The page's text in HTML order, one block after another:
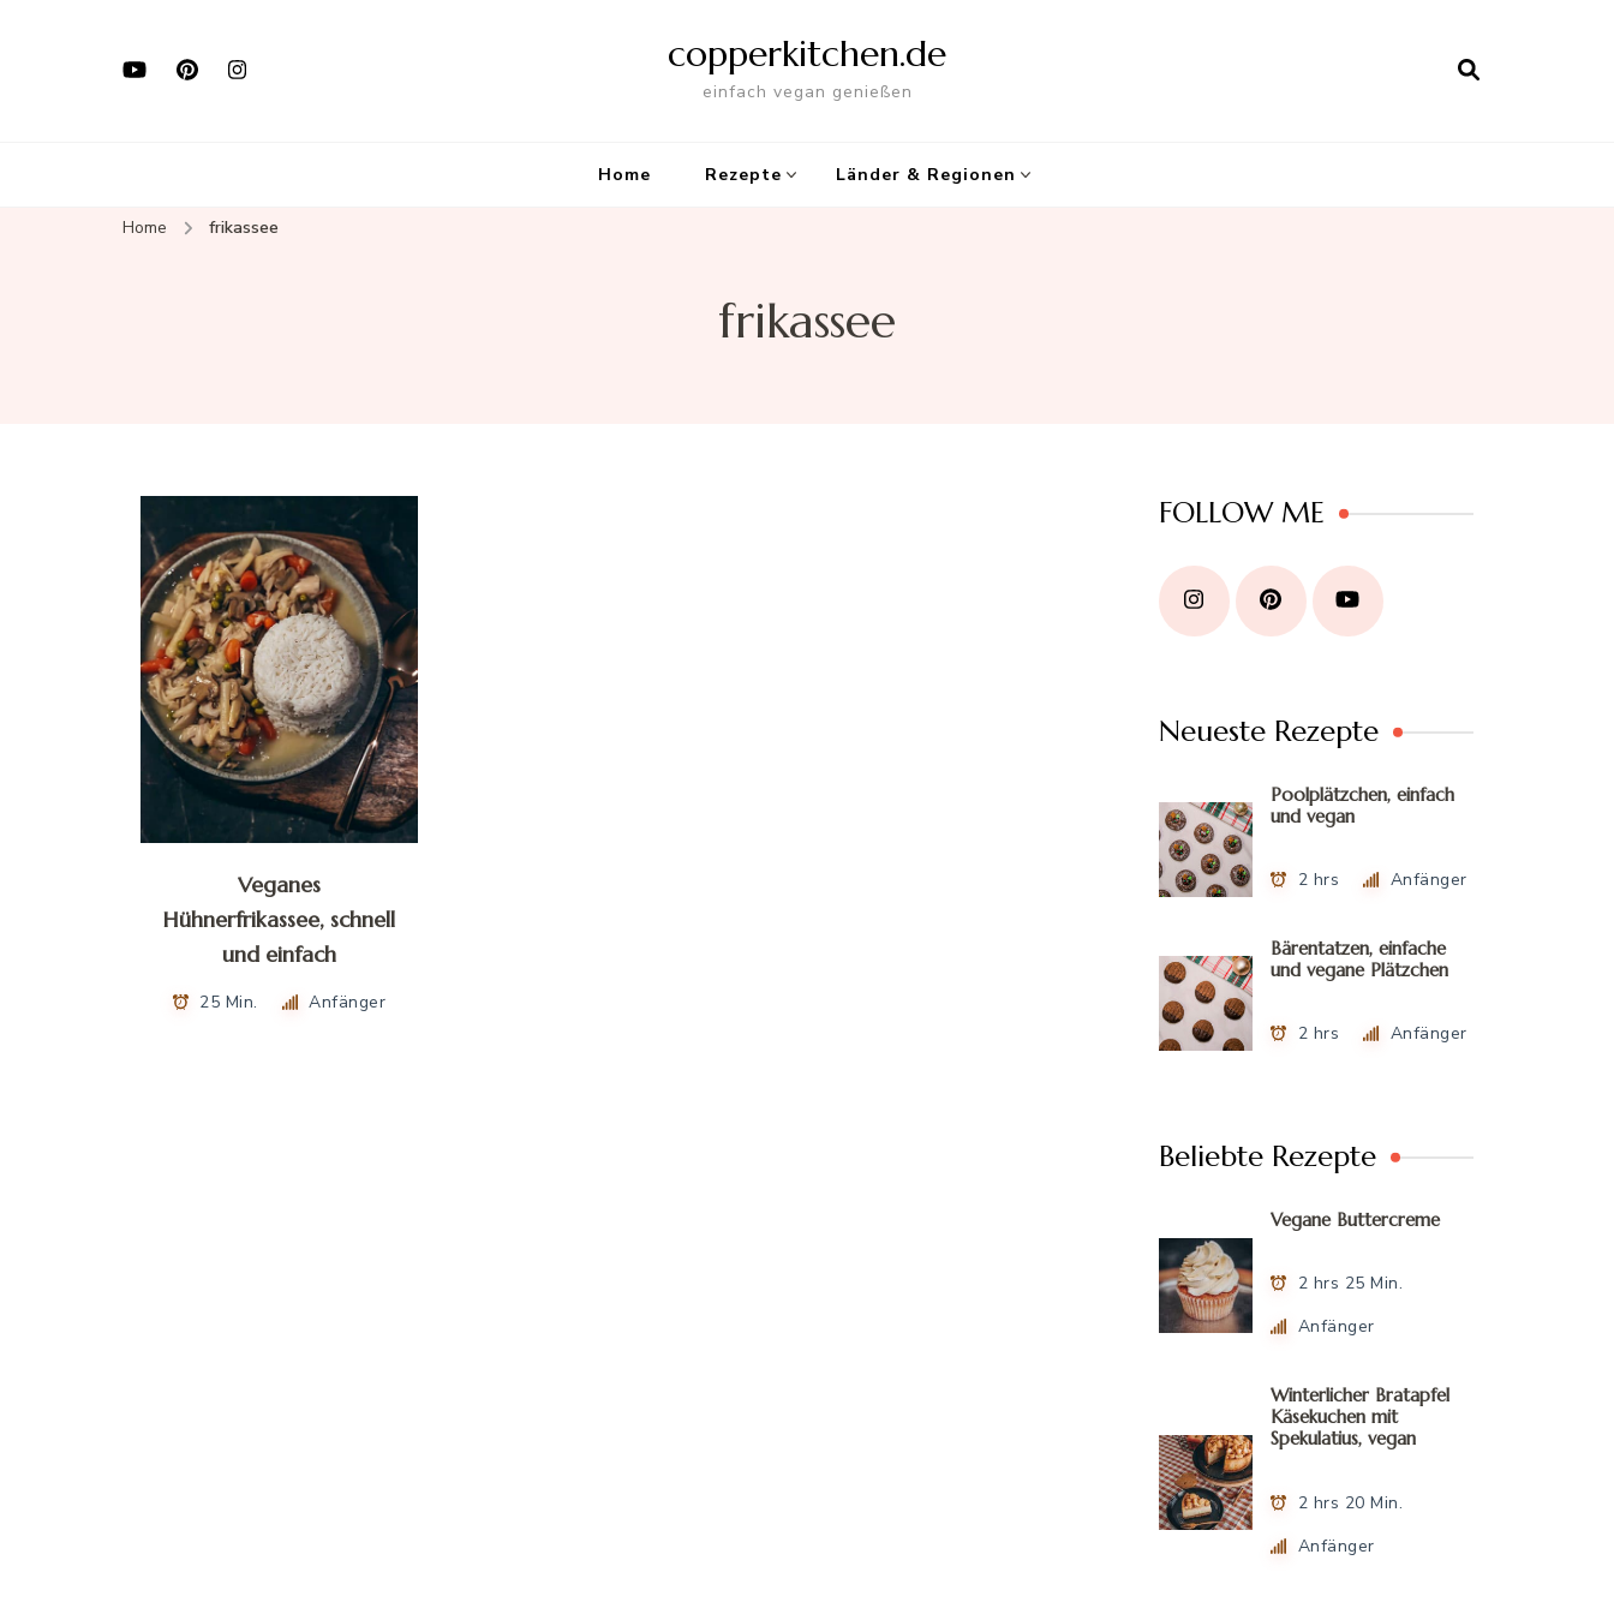
copperkitchen.de
einfach vegan genießen
Home Rezepte Länder & Regionen
Home frikassee
frikassee
Veganes
Hühnerfrikassee, schnell
und einfach
25 Min. Anfänger
FOLLOW ME
Neueste Rezepte
Poolplätzchen, einfach
und vegan
2 hrs Anfänger
Bärentatzen, einfache
und vegane Plätzchen
2 hrs Anfänger
Beliebte Rezepte
Vegane Buttercreme
2 hrs 25 Min.
Anfänger
Winterlicher Bratapfel
Käsekuchen mit
Spekulatius, vegan
2 hrs 20 Min.
Anfänger